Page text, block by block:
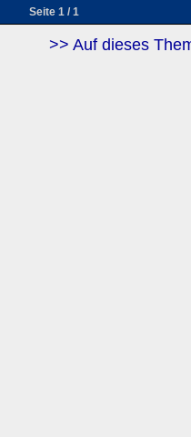
Seite 1 / 1
>> Auf dieses